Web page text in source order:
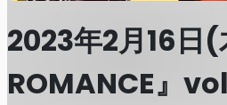
2023年2月16日
ROMANCE』